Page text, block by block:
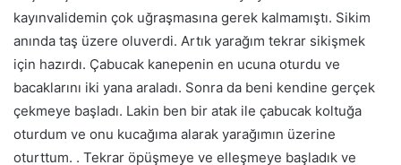
kayınvalidemin çok uğraşmasına gerek kalmamıştı. Sikim
anında taş üzere oluverdi. Artık yarağım tekrar sikişmek
için hazırdı. Çabucak kanepenin en ucuna oturdu ve
bacaklarını iki yana araladı. Sonra da beni kendine gerçek
çekmeye başladı. Lakin ben bir atak ile çabucak koltuğa
oturdum ve onu kucağıma alarak yarağımın üzerine
oturttum. . Tekrar öpüşmeye ve elleşmeye başladık ve